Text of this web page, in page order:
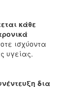
κάθε
ισχύοντα
υγείας.
δια